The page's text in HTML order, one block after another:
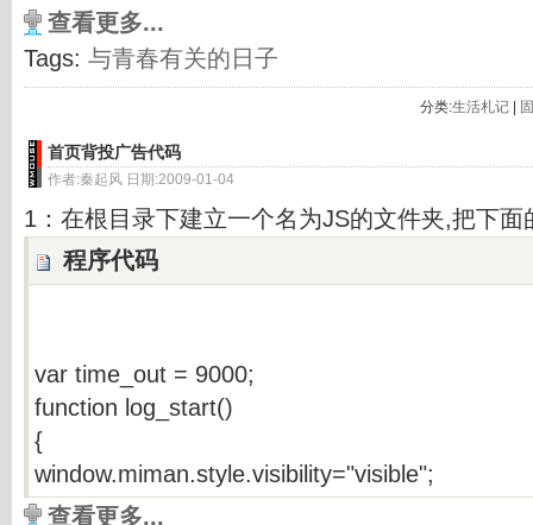
查看更多...
Tags: 与青春有关的日子
分类:生活札记
首页背投广告代码
作者:秦起风 日期:2009-01-04
1：在根目录下建立一个名为JS的文件夹,把下面
程序代码
var time_out = 9000;
function log_start()
{
window.miman.style.visibility="visible";
查看更多...